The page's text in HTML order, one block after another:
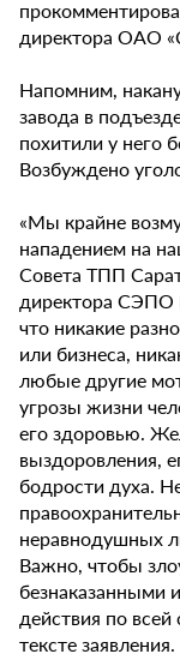
директора ОАО
Напомним,
завода в
похитили у него
Возбуждено
«Мы крайне
нападением на
Совета ТПП
директора СЭПО
что никакие
или бизнеса,
любые другие
угрозы жизни
его здоровью.
выздоровления,
бодрости духа.
неравнодушных
Важно, чтобы
безнаказанными
действия по всей
тексте заявления.